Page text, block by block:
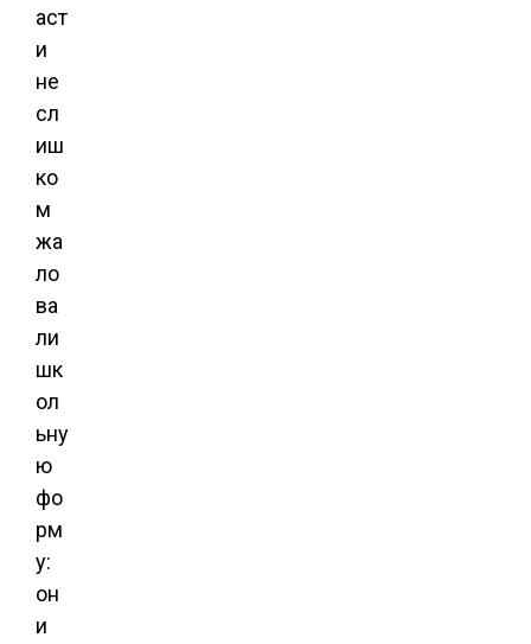
аст
и
не
сл
иш
ко
м
жа
ло
ва
ли
шк
ол
ьну
ю
фо
рм
у:
он
и